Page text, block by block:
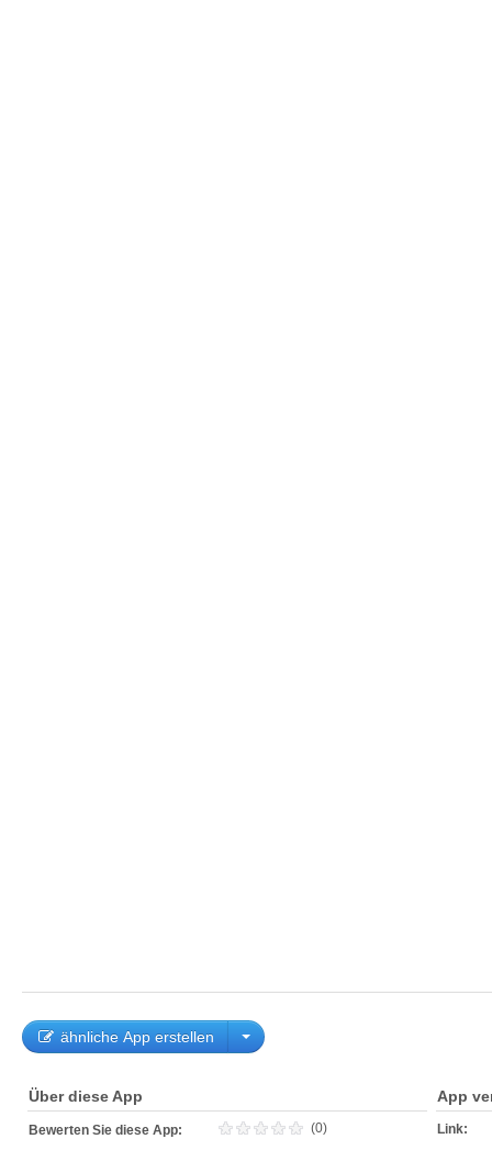
ähnliche App erstellen
Über diese App
Bewerten Sie diese App: (0)
App
Link: